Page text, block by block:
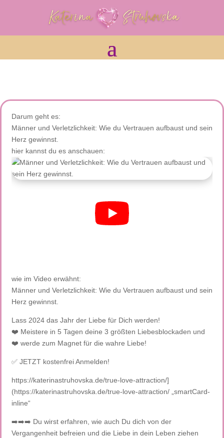
Darum geht es:
Männer und Verletzlichkeit: Wie du Vertrauen aufbaust und sein
Herz gewinnst.
hier kannst du es anschauen:
wie im Video erwähnt:
Männer und Verletzlichkeit: Wie du Vertrauen aufbaust und sein
Herz gewinnst.
Lass 2024 das Jahr der Liebe für Dich werden!
❤️ Meistere in 5 Tagen deine 3 größten Liebesblockaden und
❤️ werde zum Magnet für die wahre Liebe!
✅ JETZT kostenfrei Anmelden!
https://katerinastruhovska.de/true-love-attraction/]
(https://katerinastruhovska.de/true-love-attraction/ „smartCard-
inline“
➡️➡️➡️ Du wirst erfahren, wie auch Du dich von der
Vergangenheit befreien und die Liebe in dein Leben ziehen